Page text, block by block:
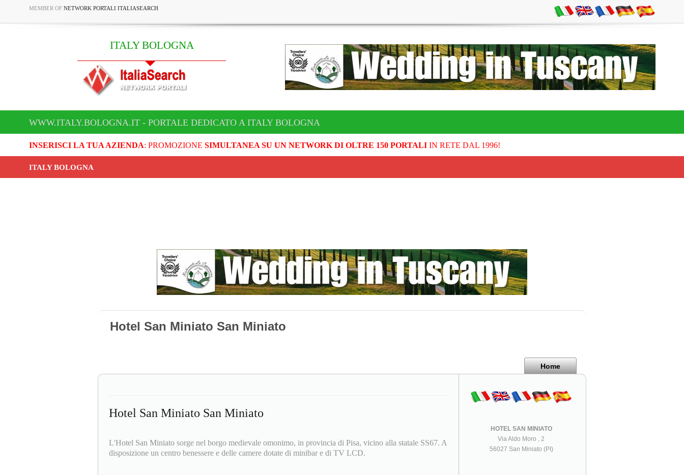
MEMBER OF NETWORK PORTALI ITALIASEARCH
ITALY BOLOGNA
WWW.ITALY.BOLOGNA.IT - PORTALE DEDICATO A ITALY BOLOGNA
INSERISCI LA TUA AZIENDA: PROMOZIONE SIMULTANEA SU UN NETWORK DI OLTRE 150 PORTALIIN RETE DAL 1996!
ITALY BOLOGNA
Hotel San Miniato San Miniato
Home
Hotel San Miniato San Miniato
L'Hotel San Miniato sorge nel borgo medievale omonimo, in provincia di Pisa, vicino alla statale SS67. A
disposizione un centro benessere e delle camere dotate di minibar e di TV LCD.
HOTEL SAN MINIATO
Via Aldo Moro , 2
56027 San Miniato (PI)